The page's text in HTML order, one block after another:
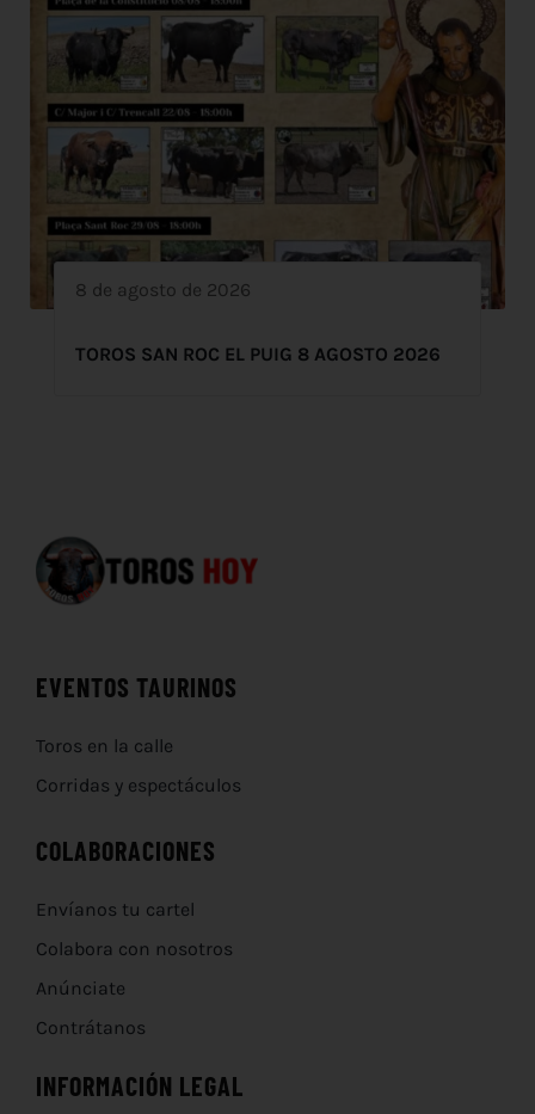
8 de agosto de 2026
TOROS SAN ROC EL PUIG 8 AGOSTO 2026
EVENTOS TAURINOS
Toros en la calle
Corridas y espectáculos
COLABORACIONES
Envíanos tu cartel
Colabora con nosotros
Anúnciate
Contrátanos
INFORMACIÓN LEGAL